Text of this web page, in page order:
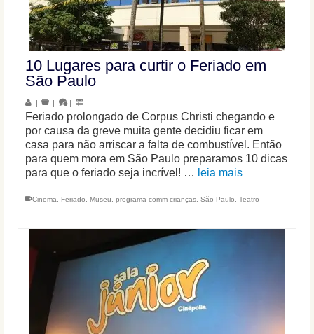
10 Lugares para curtir o Feriado em
São Paulo
| | |
Feriado prolongado de Corpus Christi chegando e
por causa da greve muita gente decidiu ficar em
casa para não arriscar a falta de combustível. Então
para quem mora em São Paulo preparamos 10 dicas
para que o feriado seja incrível! … leia mais
Cinema Feriado Museu programa comm crianças São Paulo Teatro